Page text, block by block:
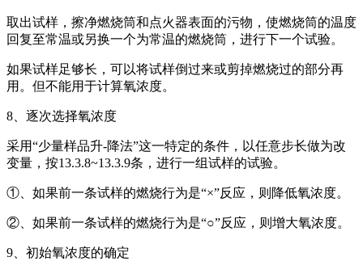
取出试样，擦净燃烧筒和点火器表面的污物，使燃烧筒的温度
回复至常温或另换一个为常温的燃烧筒，进行下一个试验。
如果试样足够长，可以将试样倒过来或剪掉燃烧过的部分再
用。但不能用于计算氧浓度。
8、逐次选择氧浓度
采用“少量样品升-降法”这一特定的条件，以任意步长做为改
变量，按13.3.8~13.3.9条，进行一组试样的试验。
①、如果前一条试样的燃烧行为是“×”反应，则降低氧浓度。
②、如果前一条试样的燃烧行为是“○”反应，则增大氧浓度。
9、初始氧浓度的确定